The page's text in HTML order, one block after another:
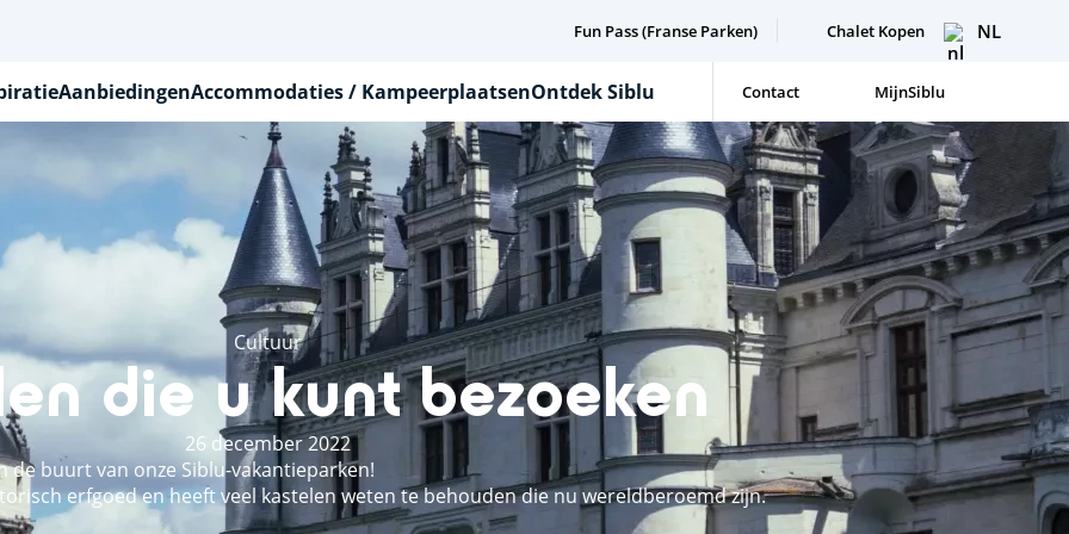
Fun Pass (Franse Parken) Chalet Kopen NL
AanbiedingenAccommodaties / KampeerplaatsenOntdek Siblu Contact MijnSiblu
Cultuur
die u kunt bezoeken
26 december 2022
de buurt van onze Siblu-vakantieparken!
erfgoed en heeft veel kastelen weten te behouden die nu wereldberoemd zijn.